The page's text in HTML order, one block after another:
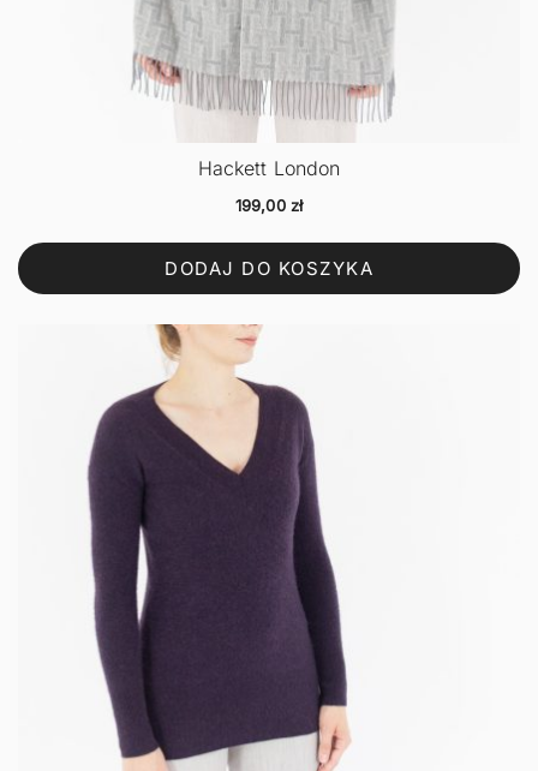
Hackett London
199,00 zł
DODAJ DO KOSZYKA